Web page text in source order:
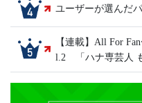
ユーザーが選んだ
【連載】All For
l.2 「ハナ専芸人